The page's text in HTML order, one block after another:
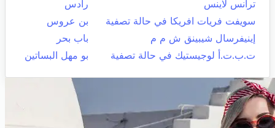
ترانس لاينس
رادس
سويفت فريات افريكا في حالة تصفية
بن عروس
إينيفرسال شيبينق ش م م
باب بحر
ت.ب.ت.أ لوجيستيك في حالة تصفية
بو مهل البساتين